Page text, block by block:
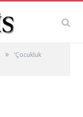
»
‘Çocukluk